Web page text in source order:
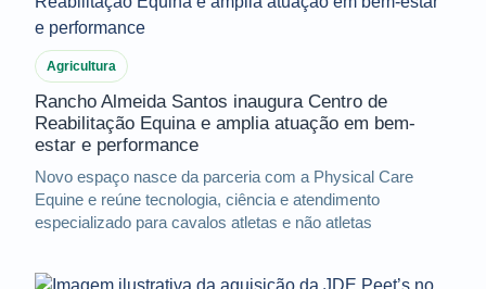
Agricultura
Rancho Almeida Santos inaugura Centro de
Reabilitação Equina e amplia atuação em bem-
estar e performance
Novo espaço nasce da parceria com a Physical Care
Equine e reúne tecnologia, ciência e atendimento
especializado para cavalos atletas e não atletas